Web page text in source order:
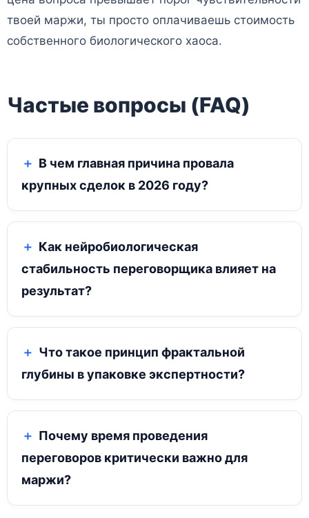
твоей маржи, ты просто оплачиваешь стоимость
собственного биологического хаоса.
Частые вопросы (FAQ)
В чем главная причина провала
крупных сделок в 2026 году?
Как нейробиологическая
стабильность переговорщика влияет на
результат?
Что такое принцип фрактальной
глубины в упаковке экспертности?
Почему время проведения
переговоров критически важно для
маржи?